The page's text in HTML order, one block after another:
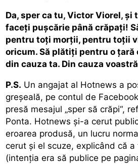
Da, sper ca tu, Victor Viorel, şi
faceţi puşcărie până crăpaţi!
pentru toţi morţii, pentru toţii
oricum. Să plătiţi pentru o ţară
din cauza ta. Din cauza
P.S. Un angajat al Hotnews a
greşeală, pe contul de
presă mesajul „sper să crăpi“,
Ponta. Hotnews şi-a cerut
eroarea produsă, un lucru
cerut şi el scuze, explicând că
(intenţia era să publice pe